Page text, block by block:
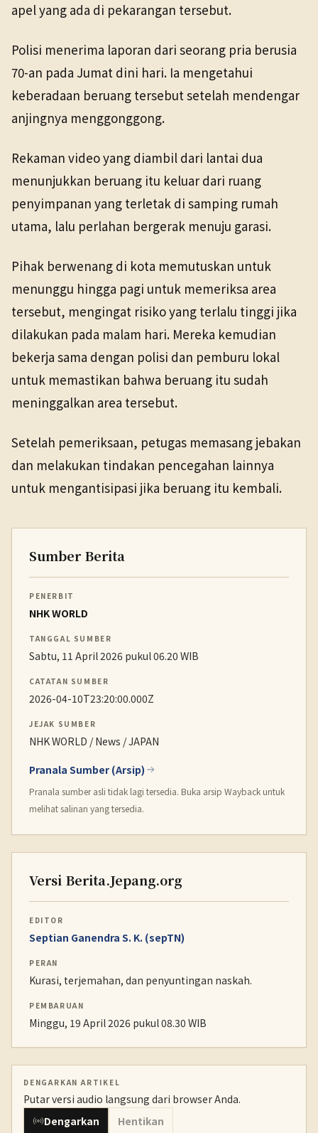
apel yang ada di pekarangan tersebut.
Polisi menerima laporan dari seorang pria berusia
70-an pada Jumat dini hari. Ia mengetahui
keberadaan beruang tersebut setelah mendengar
anjingnya menggonggong.
Rekaman video yang diambil dari lantai dua
menunjukkan beruang itu keluar dari ruang
penyimpanan yang terletak di samping rumah
utama, lalu perlahan bergerak menuju garasi.
Pihak berwenang di kota memutuskan untuk
menunggu hingga pagi untuk memeriksa area
tersebut, mengingat risiko yang terlalu tinggi jika
dilakukan pada malam hari. Mereka kemudian
bekerja sama dengan polisi dan pemburu lokal
untuk memastikan bahwa beruang itu sudah
meninggalkan area tersebut.
Setelah pemeriksaan, petugas memasang jebakan
dan melakukan tindakan pencegahan lainnya
untuk mengantisipasi jika beruang itu kembali.
Sumber Berita
PENERBIT
NHK WORLD
TANGGAL SUMBER
Sabtu, 11 April 2026 pukul 06.20 WIB
CATATAN SUMBER
2026-04-10T23:20:00.000Z
JEJAK SUMBER
NHK WORLD / News / JAPAN
Pranala Sumber (Arsip)
Pranala sumber asli tidak lagi tersedia. Buka arsip Wayback untuk
melihat salinan yang tersedia.
Versi Berita.Jepang.org
EDITOR
Septian Ganendra S. K. (sepTN)
PERAN
Kurasi, terjemahan, dan penyuntingan naskah.
PEMBARUAN
Minggu, 19 April 2026 pukul 08.30 WIB
DENGARKAN ARTIKEL
Putar versi audio langsung dari browser Anda.
Dengarkan
Hentikan